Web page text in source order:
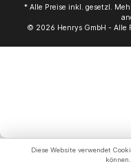
* Alle Preise inkl. gesetzl.
© 2026 Henrys GmbH - Alle
Diese Website verwendet
können.